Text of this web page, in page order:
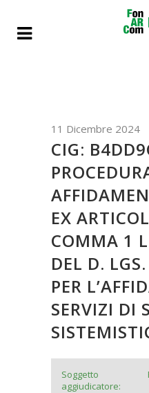
11 Dicembre 2024
CIG:
EX
COMMA 1
DEL D.
PER
SERVIZI DI
Soggetto
aggiudicatore: